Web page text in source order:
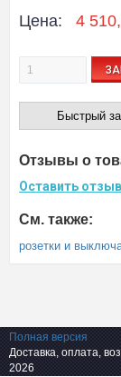
Цена: 4
Быстрый
Отзывы о
Оставить
См. также:
розетки и
Полная версия
Доставка, оплата,
2026